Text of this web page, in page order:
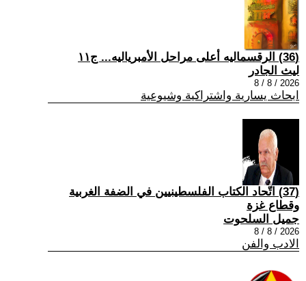
(36) الرقسماليه أعلى مراحل الأمبرياليه... ج١١
ليث الجادر
2026 / 8 / 8
ابحاث يسارية واشتراكية وشيوعية
(37) اتّحاد الكتاب الفلسطينيين في الضفة الغربية
وقطاع غزة
جميل السلحوت
2026 / 8 / 8
الادب والفن